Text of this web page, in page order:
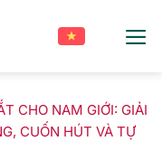
CHO NAM GIỚI: GIẢI
CUỐN HÚT VÀ TỰ